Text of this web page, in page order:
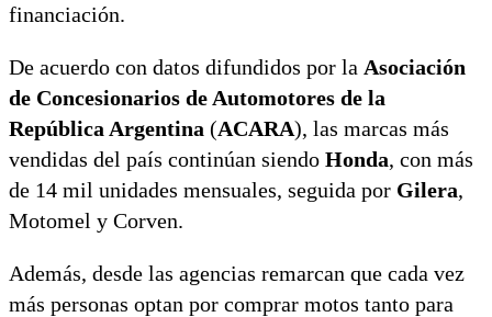
financiación.
De acuerdo con datos difundidos por la Asociación
de Concesionarios de Automotores de la
República Argentina (ACARA), las marcas más
vendidas del país continúan siendo Honda, con más
de 14 mil unidades mensuales, seguida por Gilera,
Motomel y Corven.
Además, desde las agencias remarcan que cada vez
más personas optan por comprar motos tanto para